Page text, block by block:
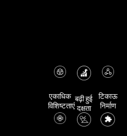
एकाधिक
विशिष्टताएं
बढ़ी हुई
दक्षता
टिकाऊ
निर्माण